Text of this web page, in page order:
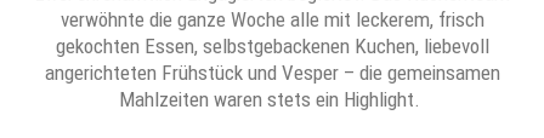
verwöhnte die ganze Woche alle mit leckerem, frisch
gekochten Essen, selbstgebackenen Kuchen, liebevoll
angerichteten Frühstück und Vesper – die gemeinsamen
Mahlzeiten waren stets ein Highlight.